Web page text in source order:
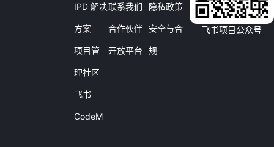
IPD 解决
方案
项目管
理社区
飞书
CodeM
联系我们
合作伙伴
开放平台
隐私政策
安全与合
规
飞书项目公众号